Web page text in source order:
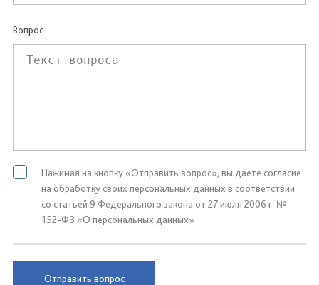
Вопрос
Нажимая на кнопку «Отправить вопрос», вы даете согласие
на обработку своих персональных данных в соответствии
со статьей 9 Федерального закона от 27 июля 2006 г. №
152-ФЗ «О персональных данных»
Отправить вопрос